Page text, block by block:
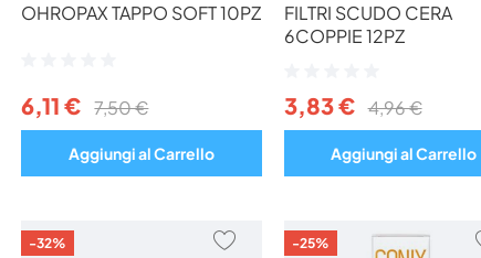
OHROPAX TAPPO SOFT 10PZ
6,11 € 7,50 €
Aggiungi al Carrello
FILTRI SCUDO CERA
6COPPIE 12PZ
3,83 € 4,96 €
Aggiungi al Carrello
-32%
AGGIUNGI
-25%